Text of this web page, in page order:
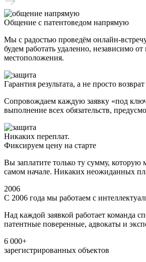
Общение с патентоведом напрямую
Мы с радостью проведём онлайн-
будем работать удаленно, независимо от
местоположения.
Гарантия результата, а не просто возврат
Сопровождаем каждую заявку «под
выполнение всех обязательств,
Никаких переплат.
Фиксируем цену на старте
Вы заплатите только ту сумму, которую
самом начале. Никаких неожиданных
2006
С 2006 года мы работаем с
Над каждой заявкой работает команда
патентные поверенные, адвокаты и
6 000+
зарегистрированных объектов